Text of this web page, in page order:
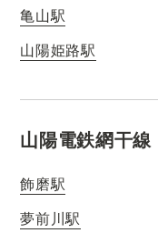
亀山駅
山陽姫路駅
山陽電鉄網干線
飾磨駅
夢前川駅